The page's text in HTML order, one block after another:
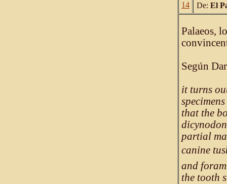
14 De: El
Palaeos,
Según
it turns
that the
partial
canine
and
the tooth